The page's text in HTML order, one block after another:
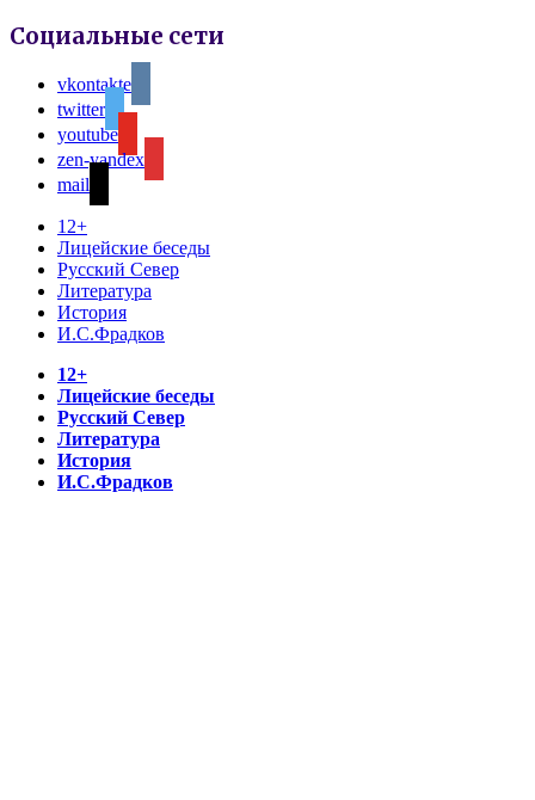
Социальные сети
vkontakte
twitter
youtube
zen-yandex
mail
12+
Лицейские беседы
Русский Север
Литература
История
И.С.Фрадков
12+
Лицейские беседы
Русский Север
Литература
История
И.С.Фрадков